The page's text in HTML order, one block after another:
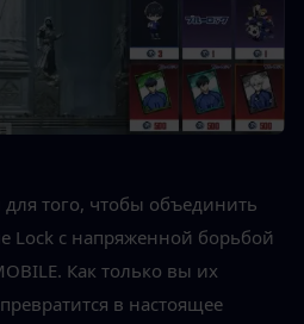
того, чтобы объединить
Lock с напряженной борьбой
Как только вы их
в настоящее